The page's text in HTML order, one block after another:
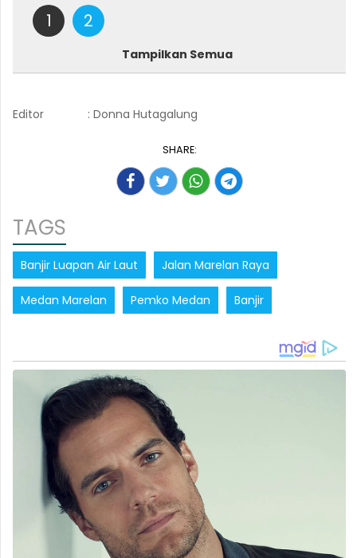
1 2
Tampilkan Semua
Editor : Donna Hutagalung
SHARE:
TAGS
Banjir Luapan Air Laut Jalan Marelan Raya
Medan Marelan Pemko Medan Banjir